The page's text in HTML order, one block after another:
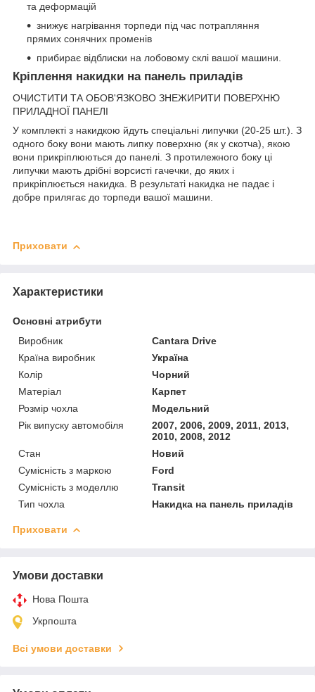
та деформацій
знижує нагрівання торпеди під час потрапляння
прямих сонячних променів
прибирає відблиски на лобовому склі вашої машини.
Кріплення накидки на панель приладів
ОЧИСТИТИ ТА ОБОВ'ЯЗКОВО ЗНЕЖИРИТИ ПОВЕРХНЮ
ПРИЛАДНОЇ ПАНЕЛІ
У комплекті з накидкою йдуть спеціальні липучки (20-25 шт.). З
одного боку вони мають липку поверхню (як у скотча), якою
вони прикріплюються до панелі. З протилежного боку ці
липучки мають дрібні ворсисті гачечки, до яких і
прикріплюється накидка. В результаті накидка не падає і
добре прилягає до торпеди вашої машини.
Приховати
Характеристики
Основні атрибути
Виробник
Cantara Drive
Країна виробник
Україна
Колір
Чорний
Матеріал
Карпет
Розмір чохла
Модельний
Рік випуску автомобіля
2007, 2006, 2009, 2011, 2013,
2010, 2008, 2012
Стан
Новий
Сумісність з маркою
Ford
Сумісність з моделлю
Transit
Тип чохла
Накидка на панель приладів
Приховати
Умови доставки
Нова Пошта
Укрпошта
Всі умови доставки